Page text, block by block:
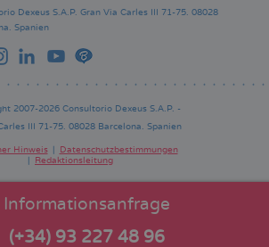
Informationsanfrage
(+34) 93 227 48 96
Dexeus S.A.P. Gran Via Carles III 71-75. 08028
Spanien
2007-2026 Consultorio Dexeus S.A.P. -
III 71-75. 08028 Barcelona. Spanien
Hinweis
Datenschutzbestimmungen
Redaktionsleitung